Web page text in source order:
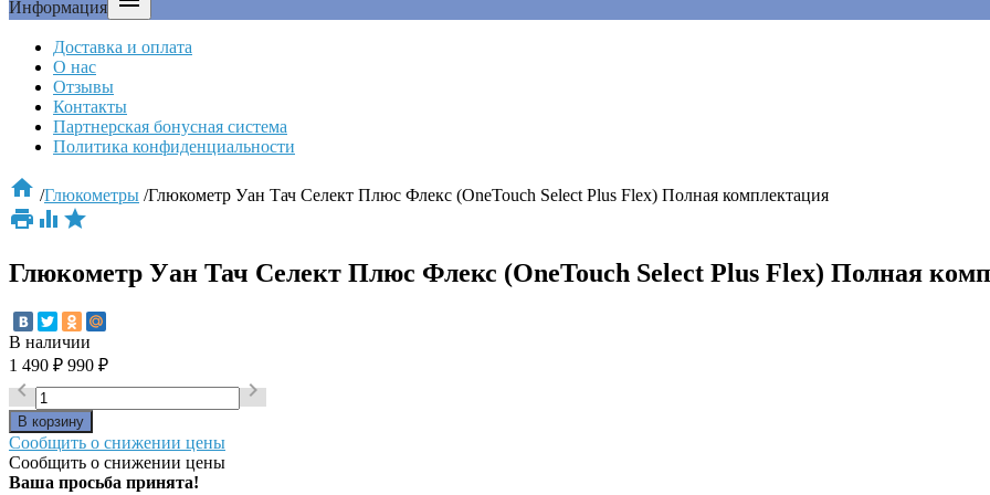
Информация
Доставка и оплата
О нас
Отзывы
Контакты
Партнерская бонусная система
Политика конфиденциальности
 /Глюкометры /Глюкометр Уан Тач Селект Плюс Флекс (OneTouch Select Plus Flex) Полная комплектация
  
Глюкометр Уан Тач Селект Плюс Флекс (OneTouch Select Plus Flex) Полная
В наличии
1 490 ₽ 990 ₽
 
Сообщить о снижении цены
Сообщить о снижении цены
Ваша просьба принята!